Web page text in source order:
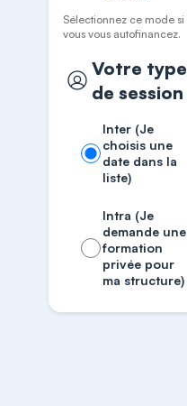
Sélectionnez ce mode si
vous vous autofinancez.
Votre type
de session
Inter (Je
choisis une
date dans la
liste)
Intra (Je
demande une
formation
privée pour
ma structure)